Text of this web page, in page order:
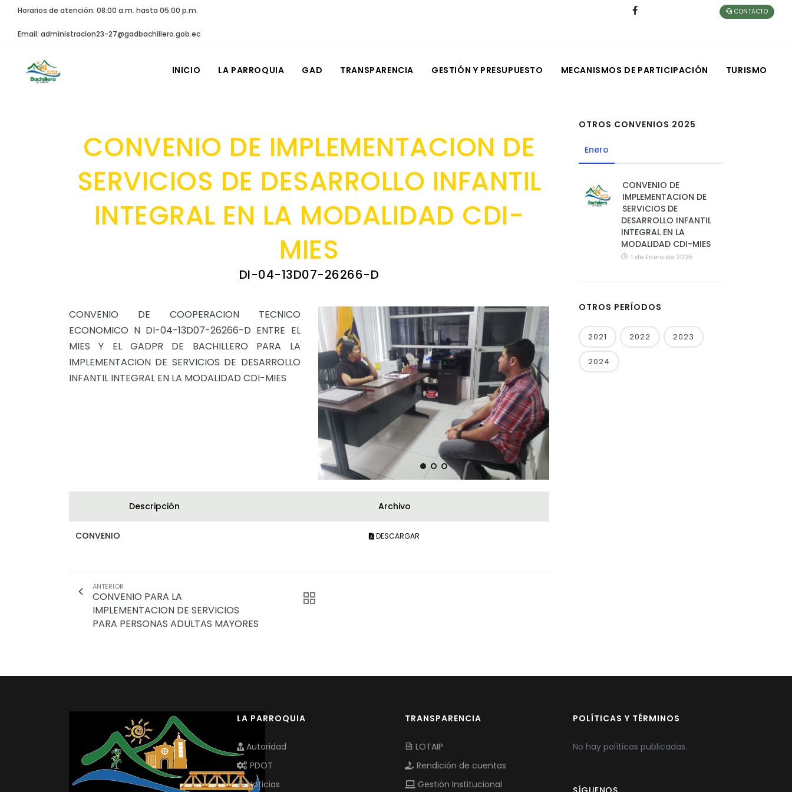
Horarios de atención: 08:00 a.m. hasta 05:00 p.m.
Email: administracion23-27@gadbachillero.gob.ec
CONTACTO
INICIO LA PARROQUIA GAD TRANSPARENCIA GESTIÓN Y PRESUPUESTO MECANISMOS DE PARTICIPACIÓN TURISMO
CONVENIO DE IMPLEMENTACION DE
SERVICIOS DE DESARROLLO INFANTIL
INTEGRAL EN LA MODALIDAD CDI-
MIES
DI-04-13D07-26266-D
CONVENIO DE COOPERACION TECNICO
ECONOMICO N DI-04-13D07-26266-D ENTRE EL
MIES Y EL GADPR DE BACHILLERO PARA LA
IMPLEMENTACION DE SERVICIOS DE DESARROLLO
INFANTIL INTEGRAL EN LA MODALIDAD CDI-MIES
Descripción Archivo
CONVENIO DESCARGAR
ANTERIOR
CONVENIO PARA LA
IMPLEMENTACION DE SERVICIOS
PARA PERSONAS ADULTAS MAYORES
OTROS CONVENIOS 2025
Enero
CONVENIO DE
IMPLEMENTACION DE
SERVICIOS DE
DESARROLLO INFANTIL
INTEGRAL EN LA
MODALIDAD CDI-MIES
1 de Enero de 2025
OTROS PERÍODOS
2021 2022 2023
2024
LA PARROQUIA
Autoridad
PDOT
Noticias
TRANSPARENCIA
LOTAIP
Rendición de cuentas
Gestión Institucional
POLÍTICAS Y TÉRMINOS
No hay políticas publicadas.